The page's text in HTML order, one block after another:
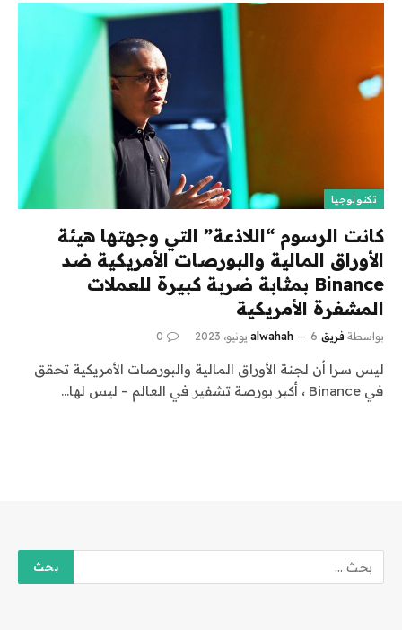
تكنولوجيا
كانت الرسوم “اللاذعة” التي وجهتها هيئة
الأوراق المالية والبورصات الأمريكية ضد
Binance بمثابة ضربة كبيرة للعملات
المشفرة الأمريكية
بواسطة فريق alwahah 6 يونيو، 2023 0
ليس سرا أن لجنة الأوراق المالية والبورصات الأمريكية تحقق
في Binance ، أكبر بورصة تشفير في العالم – ليس لها…